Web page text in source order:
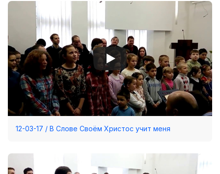
Видео
Пожертвования
12-03-17 / В Слове Своём Христос учит меня